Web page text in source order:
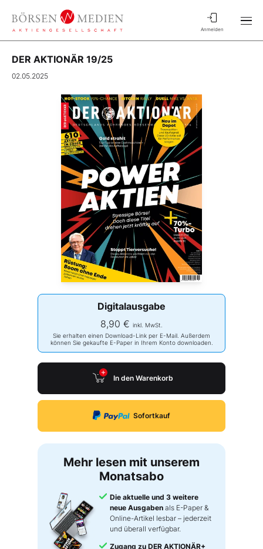
Anmelden
DER AKTIONÄR 19/25
02.05.2025
Digitalausgabe
8,90 € inkl. MwSt.
Sie erhalten einen Download-Link per E-Mail. Außerdem
können Sie gekaufte E-Paper in Ihrem Konto downloaden.
In den Warenkorb
Sofortkauf
Mehr lesen mit unserem
Monatsabo
Die aktuelle und 3 weitere
neue Ausgaben als E-Paper &
Online-Artikel lesbar – jederzeit
und überall verfügbar.
Zugang zu DER AKTIONÄR+